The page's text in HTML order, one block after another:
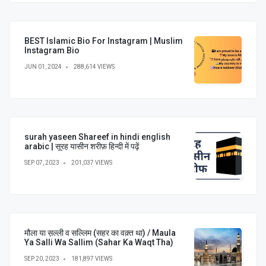
BEST Islamic Bio For Instagram | Muslim
Instagram Bio
JUN 01, 2024 288,614 VIEWS
surah yaseen Shareef in hindi english
arabic | सूरह यासीन शरीफ़ हिन्दी में पढ़ें
SEP 07, 2023 201,037 VIEWS
मौला या स़ल्ली व सल्लिम (सहर का वक़्त था) / Maula
Ya Salli Wa Sallim (Sahar Ka Waqt Tha)
SEP 20, 2023 181,897 VIEWS